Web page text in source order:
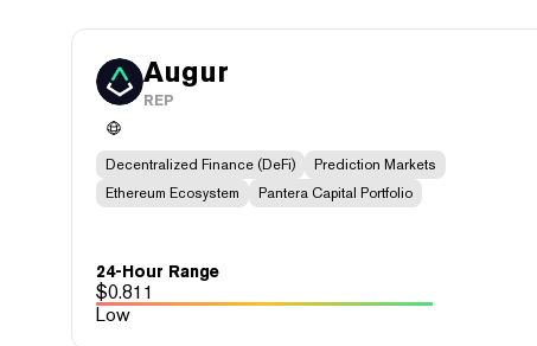
Augur
REP
Decentralized Finance (DeFi)
Prediction Markets
Ethereum Ecosystem
Pantera Capital Portfolio
24-Hour Range
$0.811
Low